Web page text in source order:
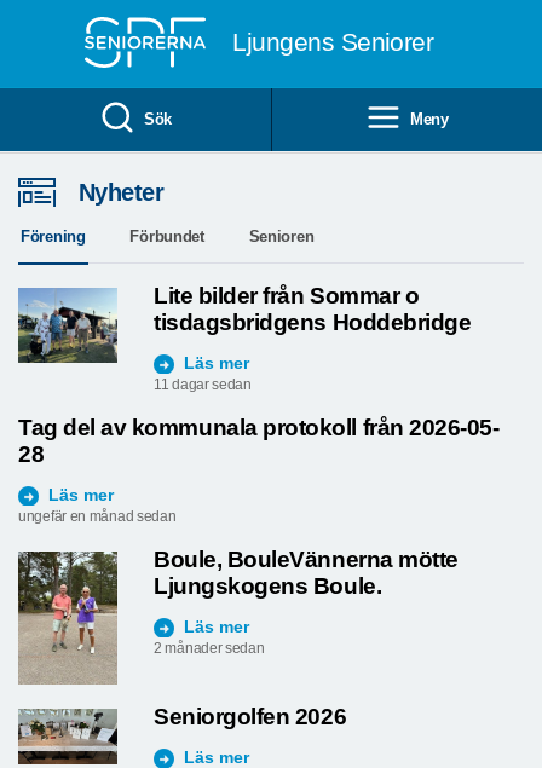
Ljungens Seniorer
Sök Meny
Nyheter
Förening Förbundet Senioren
Lite bilder från Sommar o
tisdagsbridgens Hoddebridge
Läs mer
11 dagar sedan
Tag del av kommunala protokoll från 2026-05-
28
Läs mer
ungefär en månad sedan
Boule, BouleVännerna mötte
Ljungskogens Boule.
Läs mer
2 månader sedan
Seniorgolfen 2026
Läs mer